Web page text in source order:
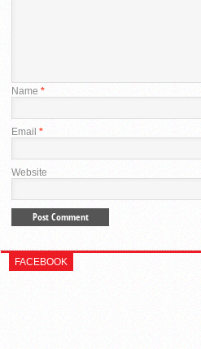
Name *
Email *
Website
FACEBOOK